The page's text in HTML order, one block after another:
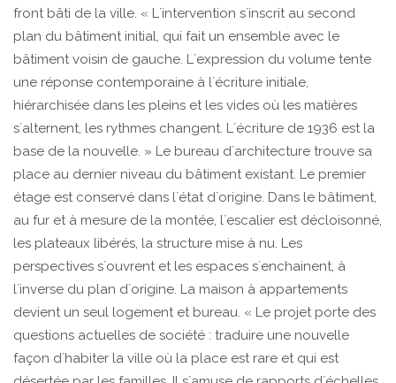
front bâti de la ville. « Lʼintervention sʼinscrit au second
plan du bâtiment initial, qui fait un ensemble avec le
bâtiment voisin de gauche. Lʼexpression du volume tente
une réponse contemporaine à lʼécriture initiale,
hiérarchisée dans les pleins et les vides où les matières
sʼalternent, les rythmes changent. Lʼécriture de 1936 est la
base de la nouvelle. » Le bureau dʼarchitecture trouve sa
place au dernier niveau du bâtiment existant. Le premier
étage est conservé dans lʼétat dʼorigine. Dans le bâtiment,
au fur et à mesure de la montée, lʼescalier est décloisonné,
les plateaux libérés, la structure mise à nu. Les
perspectives sʼouvrent et les espaces sʼenchainent, à
lʼinverse du plan dʼorigine. La maison à appartements
devient un seul logement et bureau. « Le projet porte des
questions actuelles de société : traduire une nouvelle
façon dʼhabiter la ville où la place est rare et qui est